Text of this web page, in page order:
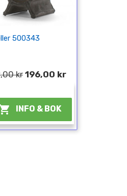
500343
kr 196,00 kr
INFO & BOK